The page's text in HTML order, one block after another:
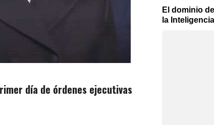
día de órdenes ejecutivas
El dominio
la